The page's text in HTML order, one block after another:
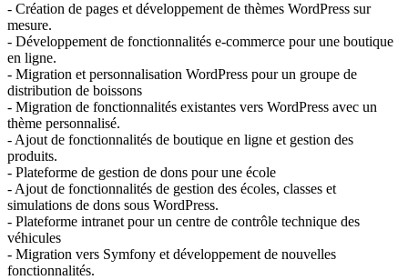
- Création de pages et développement de thèmes WordPress sur
mesure.
- Développement de fonctionnalités e-commerce pour une boutique
en ligne.
- Migration et personnalisation WordPress pour un groupe de
distribution de boissons
- Migration de fonctionnalités existantes vers WordPress avec un
thème personnalisé.
- Ajout de fonctionnalités de boutique en ligne et gestion des
produits.
- Plateforme de gestion de dons pour une école
- Ajout de fonctionnalités de gestion des écoles, classes et
simulations de dons sous WordPress.
- Plateforme intranet pour un centre de contrôle technique des
véhicules
- Migration vers Symfony et développement de nouvelles
fonctionnalités.